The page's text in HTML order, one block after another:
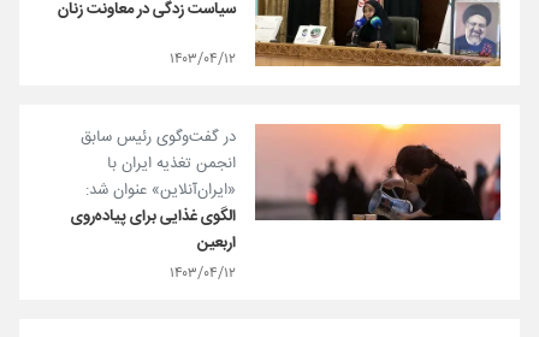
سیاست زدگی در معاونت زنان
۱۴۰۳/۰۴/۱۲
در گفت‌وگوی رئیس سابق
انجمن تغذیه ایران با
«ایران‌آنلاین» عنوان شد:
الگوی غذایی برای پیاده‌روی
اربعین
۱۴۰۳/۰۴/۱۲